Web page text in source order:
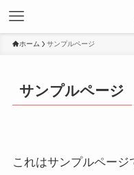
ホーム サンプルページ
サンプルページ
これはサンプルページ